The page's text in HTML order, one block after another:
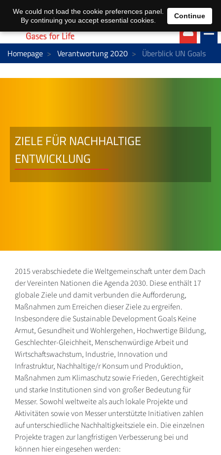
EN DE
Homepage Verantwortung 2020 Überblick UN Goals
ZIELE FÜR NACHHALTIGE
ENTWICKLUNG
2015 verabschiedete die Weltgemeinschaft unter dem Dach
der Vereinten Nationen die Agenda 2030. Diese enthält 17
globale Ziele und damit verbunden die Aufforderung,
Maßnahmen zum Erreichen dieser Ziele zu ergreifen.
Insbesondere die Sustainable Development Goals Keine
Armut, Gesundheit und Wohlergehen, Hochwertige Bildung,
Geschlechter-Gleichheit, Menschenwürdige Arbeit und
Wirtschaftswachstum, Industrie, Innovation und
Infrastruktur, Nachhaltige/r Konsum und Produktion,
Maßnahmen zum Klimaschutz sowie Frieden, Gerechtigkeit
und starke Institutionen sind von großer Bedeutung für
Messer. Sowohl weltweite als auch lokale Projekte und
Aktivitäten sowie von Messer unterstützte Initiativen zahlen
auf unterschiedliche Nachhaltigkeitsziele ein. Die einzelnen
Projekte tragen zur langfristigen Verbesserung bei und
können hier eingesehen werden:
We could not load the cookie preferences panel.
By continuing you accept essential cookies.
Continue